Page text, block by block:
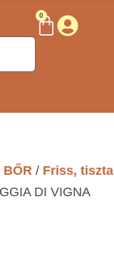
0
BŐR / Friss, tiszta
DI VIGNA